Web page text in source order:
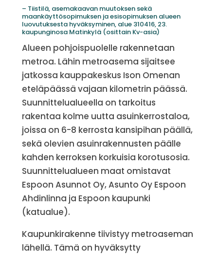
– Tiistilä, asemakaavan muutoksen sekä
maankäyttösopimuksen ja esisopimuksen alueen
luovutuksesta hyväksyminen, alue 310416, 23.
kaupunginosa Matinkylä (osittain Kv-asia)
Alueen pohjoispuolelle rakennetaan
metroa. Lähin metroasema sijaitsee
jatkossa kauppakeskus Ison Omenan
eteläpäässä vajaan kilometrin päässä.
Suunnittelualueella on tarkoitus
rakentaa kolme uutta asuinkerrostaloa,
joissa on 6-8 kerrosta kansipihan päällä,
sekä olevien asuinrakennusten päälle
kahden kerroksen korkuisia korotusosia.
Suunnittelualueen maat omistavat
Espoon Asunnot Oy, Asunto Oy Espoon
Ahdinlinna ja Espoon kaupunki
(katualue).
Kaupunkirakenne tiivistyy metroaseman
lähellä. Tämä on hyväksytty